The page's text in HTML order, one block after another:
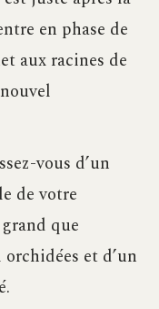
en phase de
aux racines de
vous d’un
de votre
que
et d’un